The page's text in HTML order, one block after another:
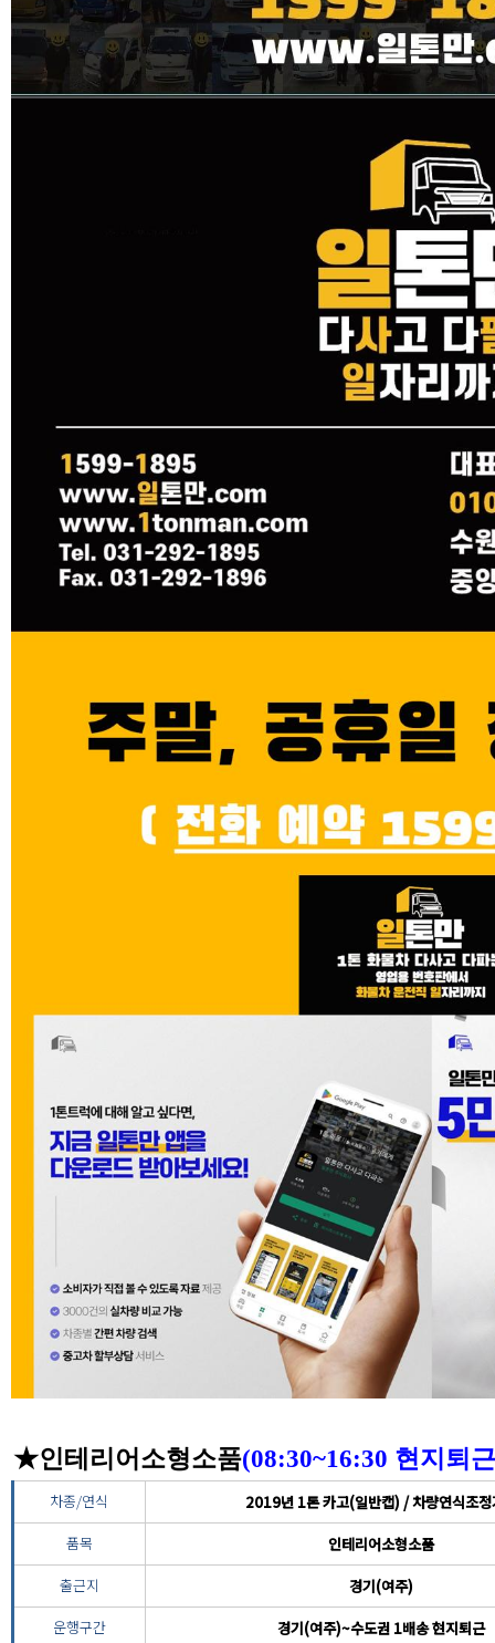
★인테리어소형소품(08:30~16:30 현지퇴
차종/연식
2019년 1톤 카고(일반캡) / 차량연식조정
품목
인테리어소형소품
출근지
경기(여주)
운행구간
경기(여주)~수도권 1배송 현지퇴근